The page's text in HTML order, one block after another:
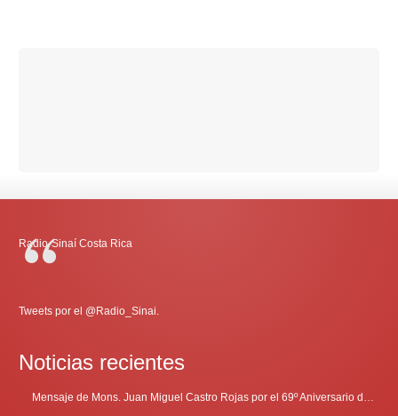
Radio-Sinaí Costa Rica
Tweets por el @Radio_Sinai.
Noticias recientes
Mensaje de Mons. Juan Miguel Castro Rojas por el 69º Aniversario de Radio Sinaí